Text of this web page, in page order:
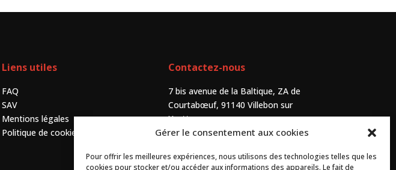
Gérer le consentement aux cookies
Pour offrir les meilleures expériences, nous utilisons des technologies telles que les
cookies pour stocker et/ou accéder aux informations des appareils. Le fait de
Liens utiles
FAQ
SAV
Mentions légales
Politique de cookies (UE)
Contactez-nous
7 bis avenue de la Baltique, ZA de
Courtabœuf, 91140 Villebon sur
Yvette